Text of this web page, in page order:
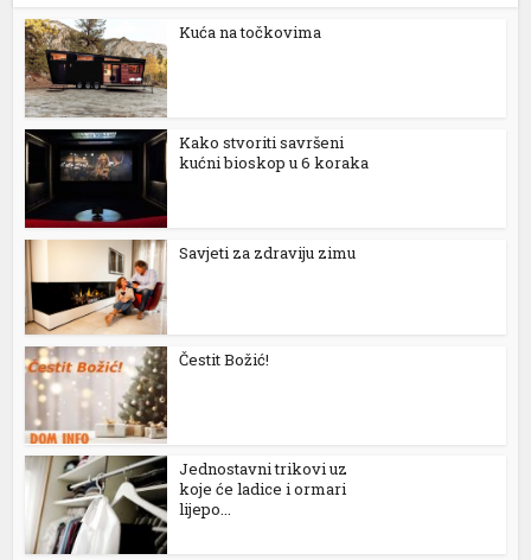
Kuća na točkovima
Kako stvoriti savršeni
kućni bioskop u 6 koraka
Savjeti za zdraviju zimu
Čestit Božić!
Jednostavni trikovi uz
koje će ladice i ormari
lijepo...